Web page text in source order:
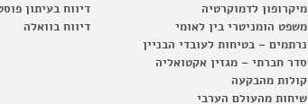
מיקרופון לדמוקרטיה
משפט הומניטרי בין לאומי
נרתמים – בטיחות לעובדי הבניין
סדר חברתי – מגזין אקטואליה
קולות מהבקעה
שיחות מהעולם הערבי
דיווח בעיתון
דיווח בוואלה